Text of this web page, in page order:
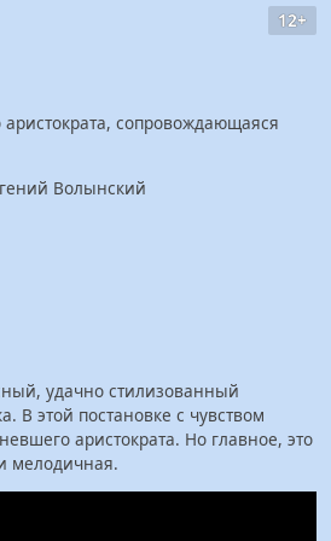
12+
сопровождающаяся
Волынский
удачно стилизованный
В этой постановке с чувством
аристократа. Но главное, это
мелодичная.